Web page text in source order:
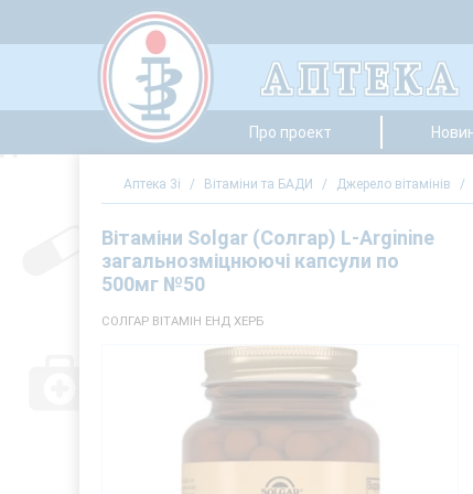
Про проект
Аптека 3i / Вітаміни та БАДИ / Джерело вітамінів /
Вітаміни Solgar (Солгар) L-Arginine
загальнозміцнюючі капсули по
500мг №50
СОЛГАР ВІТАМІН ЕНД ХЕРБ